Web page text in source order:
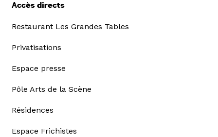
Accès directs
Restaurant Les Grandes Tables
Privatisations
Espace presse
Pôle Arts de la Scène
Résidences
Espace Frichistes